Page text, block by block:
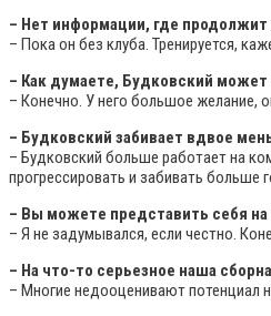
– Нет информации, где
– Пока он без клуба. Тренируется,
– Как думаете, Будковский
– Конечно. У него большое желание,
– Будковский забивает вдвое
– Будковский больше работает на
прогрессировать и забивать больше
– Вы можете представить себя
– Я не задумывался, если честно.
– На что-то серьезное наша
– Многие недооценивают потенциал